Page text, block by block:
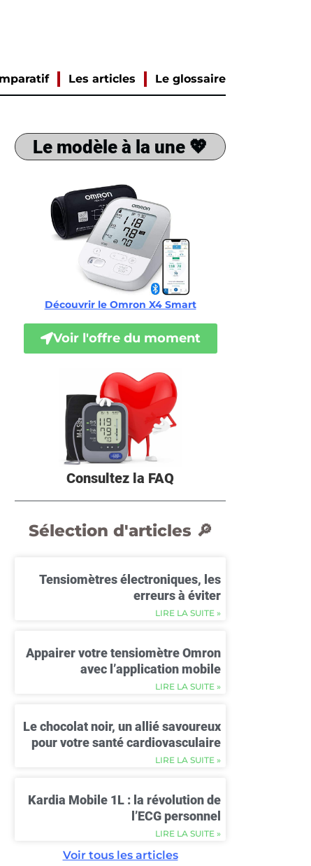
Les articles Le glossaire
Le modèle à la une 💖
Découvrir le Omron X4 Smart
Voir l'offre du moment
Consultez la FAQ
Sélection d'articles 🔎
Tensiomètres électroniques, les
erreurs à éviter
LIRE LA SUITE »
Appairer votre tensiomètre Omron
avec l’application mobile
LIRE LA SUITE »
Le chocolat noir, un allié savoureux
pour votre santé cardiovasculaire
LIRE LA SUITE »
Kardia Mobile 1L : la révolution de
l’ECG personnel
LIRE LA SUITE »
Voir tous les articles